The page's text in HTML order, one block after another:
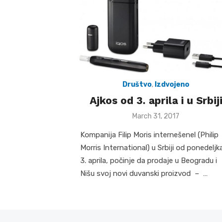
Društvo, Izdvojeno
Ajkos od 3. aprila i u Srbiji
Posted
March 31, 2017
Kompanija Filip Moris internešenel (Philip
Morris International) u Srbiji od
3. aprila, počinje da prodaje u Beogradu i
Nišu svoj novi duvanski proizvod – …